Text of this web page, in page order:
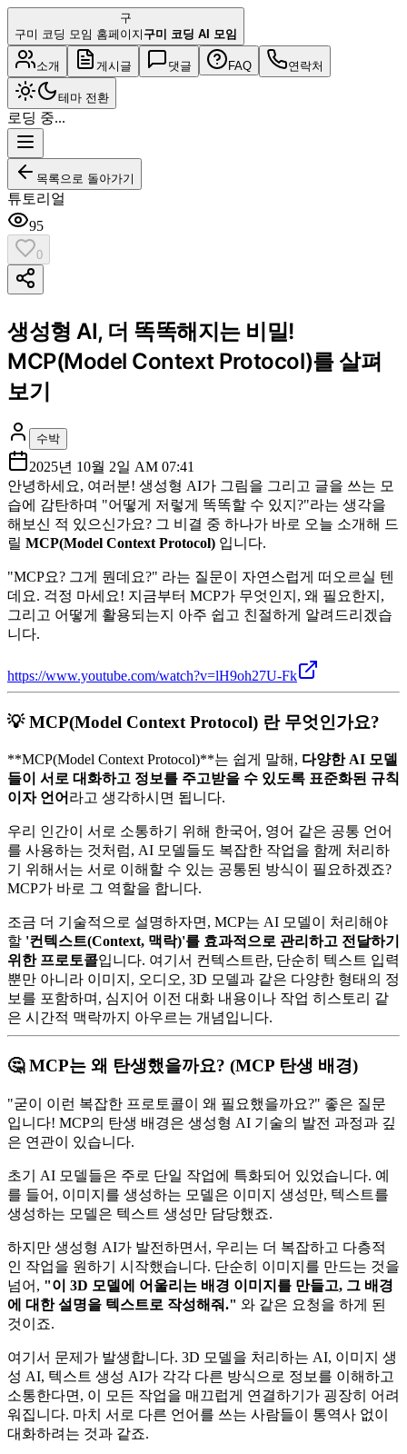
구
구미 코딩 모임 홈페이지 구미 코딩 AI 모임
소개 게시글 댓글 FAQ 연락처
테마 전환
로딩 중...
목록으로 돌아가기
튜토리얼
95
0
생성형 AI, 더 똑똑해지는 비밀!
MCP(Model Context Protocol)를 살펴
보기
수박
2025년 10월 2일 AM 07:41
안녕하세요, 여러분! 생성형 AI가 그림을 그리고 글을 쓰는 모
습에 감탄하며 "어떻게 저렇게 똑똑할 수 있지?"라는 생각을
해보신 적 있으신가요? 그 비결 중 하나가 바로 오늘 소개해 드
릴 MCP(Model Context Protocol) 입니다.
"MCP요? 그게 뭔데요?" 라는 질문이 자연스럽게 떠오르실 텐
데요. 걱정 마세요! 지금부터 MCP가 무엇인지, 왜 필요한지,
그리고 어떻게 활용되는지 아주 쉽고 친절하게 알려드리겠습
니다.
https://www.youtube.com/watch?v=lH9oh27U-Fk
💡 MCP(Model Context Protocol) 란 무엇인가요?
**MCP(Model Context Protocol)**는 쉽게 말해, 다양한 AI 모델
들이 서로 대화하고 정보를 주고받을 수 있도록 표준화된 규칙
이자 언어 라고 생각하시면 됩니다.
우리 인간이 서로 소통하기 위해 한국어, 영어 같은 공통 언어
를 사용하는 것처럼, AI 모델들도 복잡한 작업을 함께 처리하
기 위해서는 서로 이해할 수 있는 공통된 방식이 필요하겠죠?
MCP가 바로 그 역할을 합니다.
조금 더 기술적으로 설명하자면, MCP는 AI 모델이 처리해야
할 '컨텍스트(Context, 맥락)'를 효과적으로 관리하고 전달하기
위한 프로토콜입니다. 여기서 컨텍스트란, 단순히 텍스트 입력
뿐만 아니라 이미지, 오디오, 3D 모델과 같은 다양한 형태의 정
보를 포함하며, 심지어 이전 대화 내용이나 작업 히스토리 같
은 시간적 맥락까지 아우르는 개념입니다.
🤔 MCP는 왜 탄생했을까요? (MCP 탄생 배경)
"굳이 이런 복잡한 프로토콜이 왜 필요했을까요?" 좋은 질문
입니다! MCP의 탄생 배경은 생성형 AI 기술의 발전 과정과 깊
은 연관이 있습니다.
초기 AI 모델들은 주로 단일 작업에 특화되어 있었습니다. 예
를 들어, 이미지를 생성하는 모델은 이미지 생성만, 텍스트를
생성하는 모델은 텍스트 생성만 담당했죠.
하지만 생성형 AI가 발전하면서, 우리는 더 복잡하고 다층적
인 작업을 원하기 시작했습니다. 단순히 이미지를 만드는 것을
넘어, "이 3D 모델에 어울리는 배경 이미지를 만들고, 그 배경
에 대한 설명을 텍스트로 작성해줘." 와 같은 요청을 하게 된
것이죠.
여기서 문제가 발생합니다. 3D 모델을 처리하는 AI, 이미지 생
성 AI, 텍스트 생성 AI가 각각 다른 방식으로 정보를 이해하고
소통한다면, 이 모든 작업을 매끄럽게 연결하기가 굉장히 어려
워집니다. 마치 서로 다른 언어를 쓰는 사람들이 통역사 없이
대화하려는 것과 같죠.